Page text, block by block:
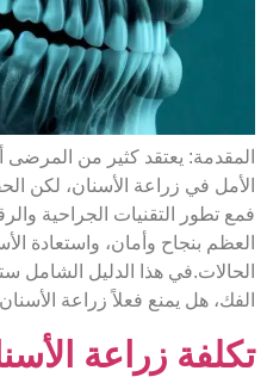
المقدمة: يعتقد كثير من
الأمل في زراعة الأسنان، لكن
فمع تطور التقنيات الجراحية
العظم بنجاح وأمان، واستعادة
الحالات.في هذا الدليل
الفك، هل يمنع فعلاً زراعة